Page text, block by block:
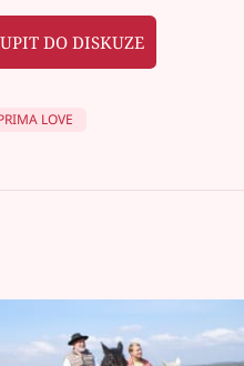
DO DISKUZE
LOVE